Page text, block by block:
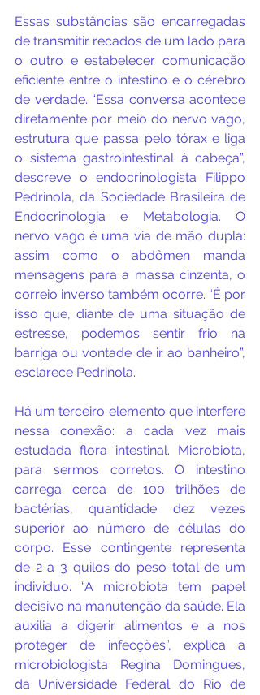
Essas substâncias são encarregadas
de transmitir recados de um lado para
o outro e estabelecer comunicação
eficiente entre o intestino e o cérebro
de verdade. “Essa conversa acontece
diretamente por meio do nervo vago,
estrutura que passa pelo tórax e liga
o sistema gastrointestinal à cabeça”,
descreve o endocrinologista Filippo
Pedrinola, da Sociedade Brasileira de
Endocrinologia e Metabologia. O
nervo vago é uma via de mão dupla:
assim como o abdômen manda
mensagens para a massa cinzenta, o
correio inverso também ocorre. “É por
isso que, diante de uma situação de
estresse, podemos sentir frio na
barriga ou vontade de ir ao banheiro”,
esclarece Pedrinola.
Há um terceiro elemento que interfere
nessa conexão: a cada vez mais
estudada flora intestinal. Microbiota,
para sermos corretos. O intestino
carrega cerca de 100 trilhões de
bactérias, quantidade dez vezes
superior ao número de células do
corpo. Esse contingente representa
de 2 a 3 quilos do peso total de um
indivíduo. “A microbiota tem papel
decisivo na manutenção da saúde. Ela
auxilia a digerir alimentos e a nos
proteger de infecções”, explica a
microbiologista Regina Domingues,
da Universidade Federal do Rio de